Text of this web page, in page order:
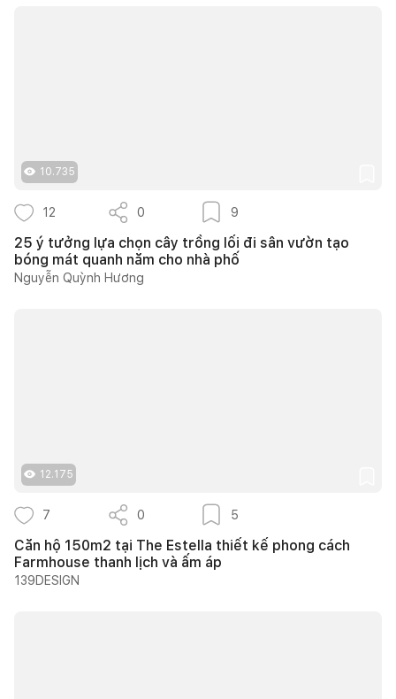
10.735
12 0 9
25 ý tưởng lựa chọn cây trồng lối đi sân vườn tạo
bóng mát quanh năm cho nhà phố
Nguyễn Quỳnh Hương
12.175
7 0 5
Căn hộ 150m2 tại The Estella thiết kế phong cách
Farmhouse thanh lịch và ấm áp
139DESIGN